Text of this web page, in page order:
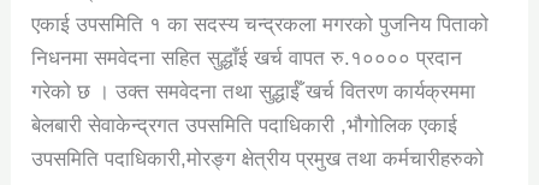
एकाई उपसमिति १ का सदस्य चन्द्रकला मगरको पुजनिय पिताको
निधनमा समवेदना सहित सुद्धाँई खर्च वापत रु.१०००० प्रदान
गरेको छ । उक्त समवेदना तथा सुद्धाईँ खर्च वितरण कार्यक्रममा
बेलबारी सेवाकेन्द्रगत उपसमिति पदाधिकारी ,भौगोलिक एकाई
उपसमिति पदाधिकारी,मोरङ्ग क्षेत्रीय प्रमुख तथा कर्मचारीहरुको